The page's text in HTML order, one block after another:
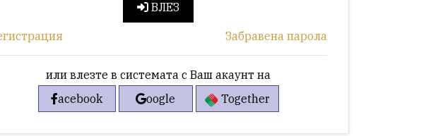
ВЛЕЗ
Забравена парола
или влезте в системата с Ваш акаунт на
acebook
oogle Together